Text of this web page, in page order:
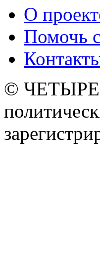
О
Помочь
© ЧЕТЫРЕ